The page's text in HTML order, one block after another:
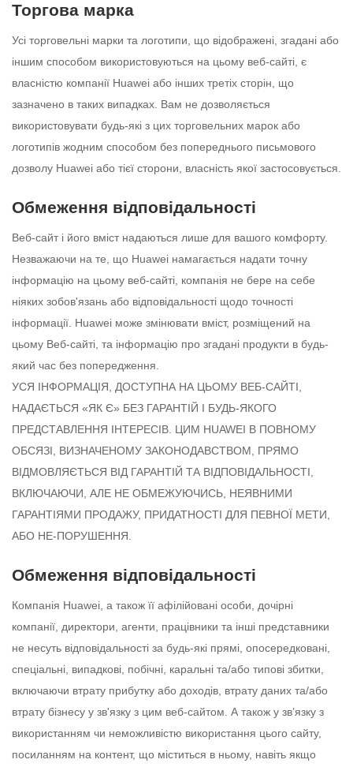
Торгова марка
Усі торговельні марки та логотипи, що відображені, згадані або
іншим способом використовуються на цьому веб-сайті, є
власністю компанії Huawei або інших третіх сторін, що
зазначено в таких випадках. Вам не дозволяється
використовувати будь-які з цих торговельних марок або
логотипів жодним способом без попереднього письмового
дозволу Huawei або тієї сторони, власність якої застосовується.
Обмеження відповідальності
Веб-сайт і його вміст надаються лише для вашого комфорту.
Незважаючи на те, що Huawei намагається надати точну
інформацію на цьому веб-сайті, компанія не бере на себе
ніяких зобов'язань або відповідальності щодо точності
інформації. Huawei може змінювати вміст, розміщений на
цьому Веб-сайті, та інформацію про згадані продукти в будь-
який час без попередження.
УСЯ ІНФОРМАЦІЯ, ДОСТУПНА НА ЦЬОМУ ВЕБ-САЙТІ,
НАДАЄТЬСЯ «ЯК Є» БЕЗ ГАРАНТІЙ І БУДЬ-ЯКОГО
ПРЕДСТАВЛЕННЯ ІНТЕРЕСІВ. ЦИМ HUAWEI В ПОВНОМУ
ОБСЯЗІ, ВИЗНАЧЕНОМУ ЗАКОНОДАВСТВОМ, ПРЯМО
ВІДМОВЛЯЄТЬСЯ ВІД ГАРАНТІЙ ТА ВІДПОВІДАЛЬНОСТІ,
ВКЛЮЧАЮЧИ, АЛЕ НЕ ОБМЕЖУЮЧИСЬ, НЕЯВНИМИ
ГАРАНТІЯМИ ПРОДАЖУ, ПРИДАТНОСТІ ДЛЯ ПЕВНОЇ МЕТИ,
АБО НЕ-ПОРУШЕННЯ.
Обмеження відповідальності
Компанія Huawei, а також її афілійовані особи, дочірні
компанії, директори, агенти, працівники та інші представники
не несуть відповідальності за будь-які прямі, опосередковані,
спеціальні, випадкові, побічні, каральні та/або типові збитки,
включаючи втрату прибутку або доходів, втрату даних та/або
втрату бізнесу у зв'язку з цим веб-сайтом. А також у зв’язку з
використанням чи неможливістю використання цього сайту,
посиланням на контент, що міститься в ньому, навіть якщо